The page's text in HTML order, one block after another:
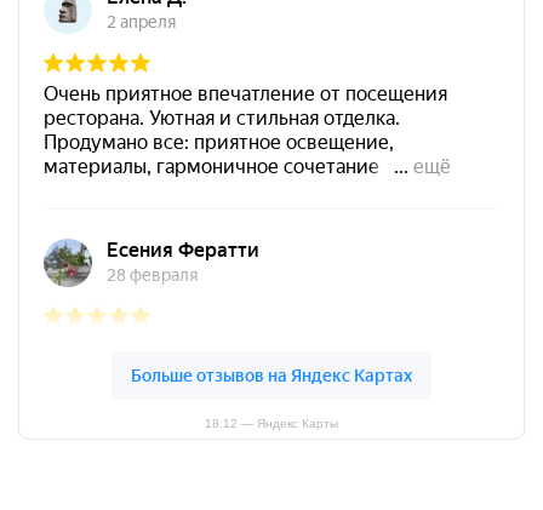
18.12 — Яндекс Карты